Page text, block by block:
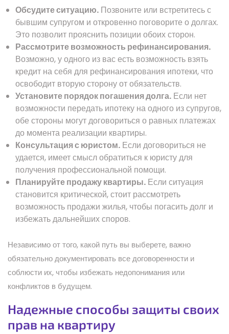
Обсудите ситуацию. Позвоните или встретитесь с
бывшим супругом и откровенно поговорите о долгах.
Это позволит прояснить позиции обоих сторон.
Рассмотрите возможность рефинансирования.
Возможно, у одного из вас есть возможность взять
кредит на себя для рефинансирования ипотеки, что
освободит вторую сторону от обязательств.
Установите порядок погашения долга. Если нет
возможности передать ипотеку на одного из супругов,
обе стороны могут договориться о равных платежах
до момента реализации квартиры.
Консультация с юристом. Если договориться не
удается, имеет смысл обратиться к юристу для
получения профессиональной помощи.
Планируйте продажу квартиры. Если ситуация
становится критической, стоит рассмотреть
возможность продажи жилья, чтобы погасить долг и
избежать дальнейших споров.
Независимо от того, какой путь вы выберете, важно
обязательно документировать все договоренности и
соблюсти их, чтобы избежать недопонимания или
конфликтов в будущем.
Надежные способы защиты своих
прав на квартиру